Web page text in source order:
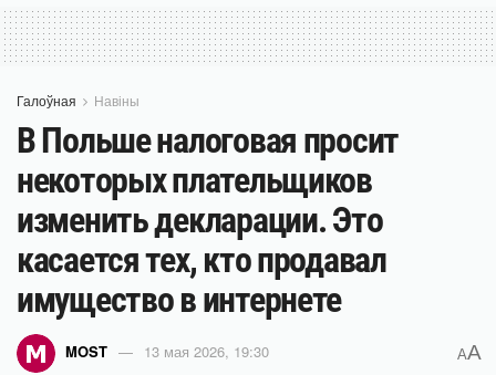
Галоўная Навіны
В Польше налоговая просит
некоторых плательщиков
изменить декларации. Это
касается тех, кто продавал
имущество в интернете
MOST 13 мая 2026, 19:30 AA